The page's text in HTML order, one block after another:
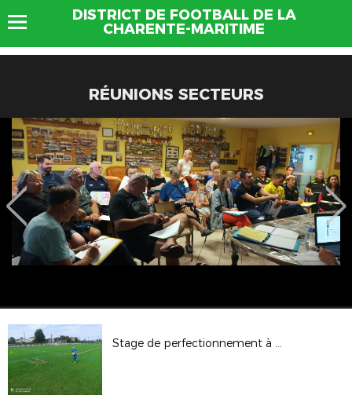
DISTRICT DE FOOTBALL DE LA
CHARENTE-MARITIME
RÉUNIONS SECTEURS
Stage de perfectionnement à Gémozac